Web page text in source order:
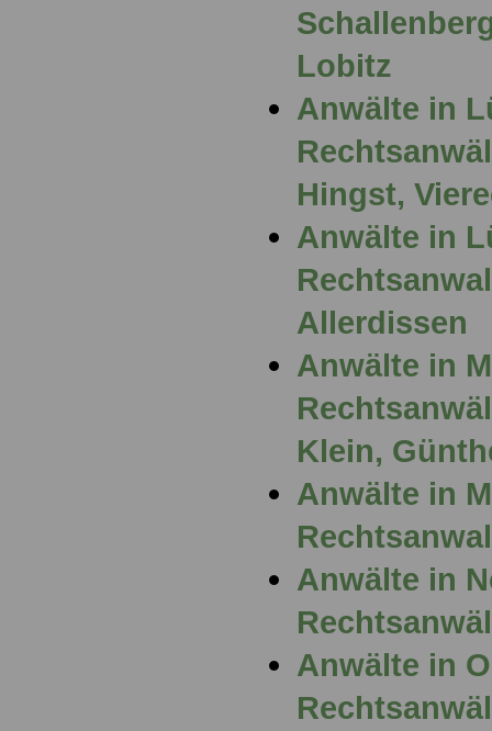
Lobitz
Anwälte in
Hingst,
Anwälte in
Allerdissen
Anwälte in
Klein,
Anwälte in
Anwälte in
Anwälte in